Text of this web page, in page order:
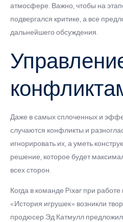
атмосфере. Важно, чтобы на
подвергался критике, а все
дальнейшего обсуждения.
Даже в самых сплоченных и
случаются конфликты и
игнорировать их, а уметь
решение, которое будет
всех сторон.
Когда в команде Pixar при
«История игрушек» возникли
продюсер Эд Катмулл